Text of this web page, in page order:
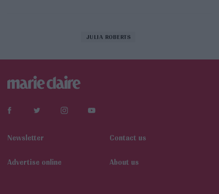
JULIA ROBERTS
Newsletter Contact us
Αdvertise online About us